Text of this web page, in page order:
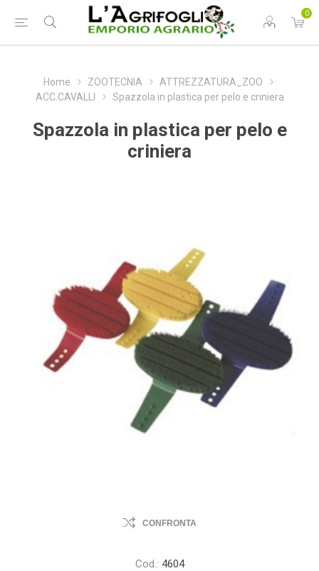
0
Home ZOOTECNIA
ATTREZZATURA_ZOO
ACC.CAVALLI
Spazzola in plastica per pelo e criniera
Spazzola in plastica per pelo e
criniera
CONFRONTA
Cod.: 4604